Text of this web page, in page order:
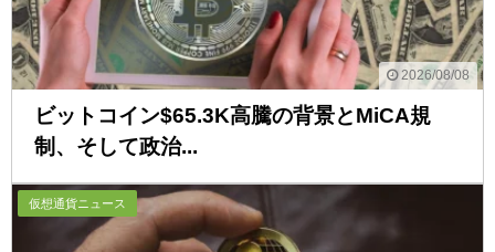
2026/08/08
ビットコイン$65.3K高騰の背景とMiCA規
制、そして政治...
仮想通貨ニュース